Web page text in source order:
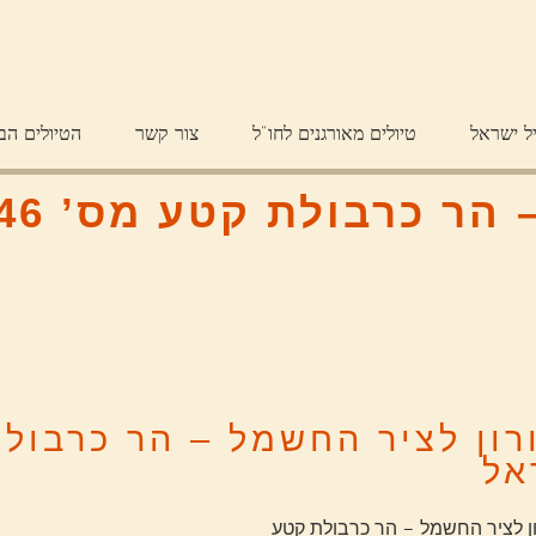
ישראל טיולים מאורגנים לחו"ל צור קשר הטיולים
קטע מס’ 46 בשביל ישראל